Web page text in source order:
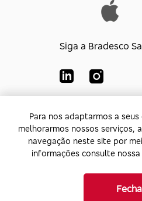
Para nos adaptarmos a
melhorarmos nossos serviços,
navegação neste site por
informações consulte nossa
Siga a Bradesco
Bradesco
CNPJ:
Endereço:
Av. Rio de
Janeiro - Rio de Janeiro
Para nos adaptarmos a
melhorarmos nossos serviços,
navegação neste site por
informações consulte nossa